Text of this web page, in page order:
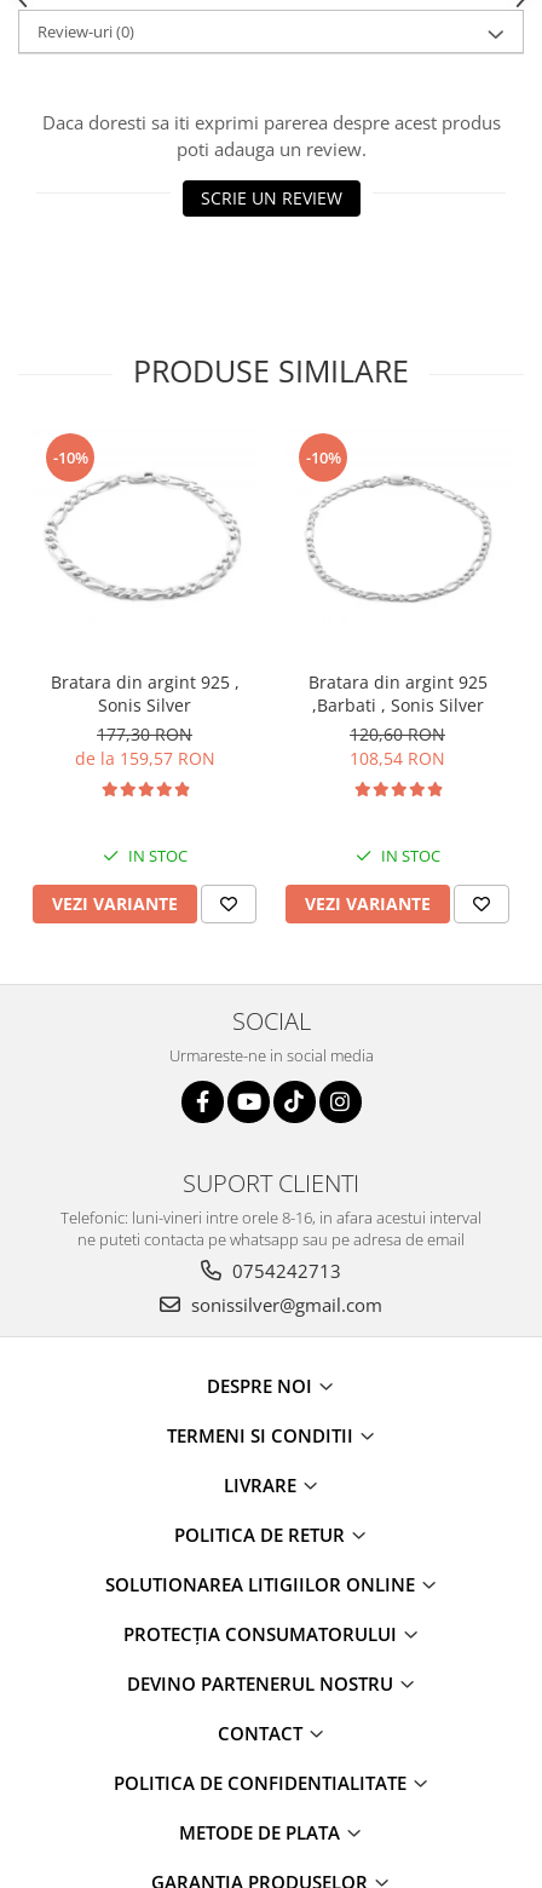
Review-uri(0)
Daca doresti sa iti exprimi parerea despre acest produs
poti adauga un review.
SCRIE UN REVIEW
PRODUSE SIMILARE
-10%
Bratara din argint 925 ,
Sonis Silver
177,30 RON
de la 159,57 RON
IN STOC
VEZI VARIANTE
-10%
Bratara din argint 925
,Barbati , Sonis Silver
120,60 RON
108,54 RON
IN STOC
VEZI VARIANTE
SOCIAL
Urmareste-ne in social media
SUPORT CLIENTI
Telefonic: luni-vineri intre orele 8-16, in afara acestui interval
ne puteti contacta pe whatsapp sau pe adresa de email
0754242713
sonissilver@gmail.com
DESPRE NOI
TERMENI SI CONDITII
LIVRARE
POLITICA DE RETUR
SOLUTIONAREA LITIGIILOR ONLINE
PROTECȚIA CONSUMATORULUI
DEVINO PARTENERUL NOSTRU
CONTACT
POLITICA DE CONFIDENTIALITATE
METODE DE PLATA
GARANTIA PRODUSELOR